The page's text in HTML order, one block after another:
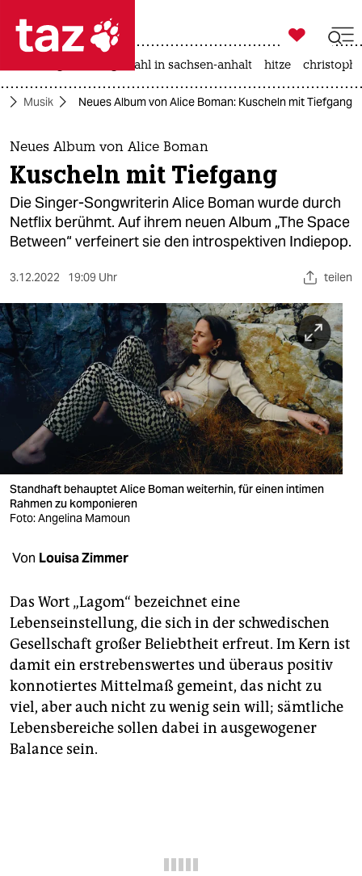
 taz zahl ich
taz zahl ich
themen
politik
öko
sport
berlin
nord
wahrheit
verlag
verlag
shop
fragen & hilfe
unterstützen
abo
genossenschaft
epaper login

taz zahl ich
landtagswahl in sachsen-anhalt hitze
Musik Neues Album von Alice Boman: Kuscheln mit Tiefgang
Neues Album von Alice Boman
Kuscheln mit Tiefgang
Die Singer-Songwriterin Alice Boman wurde durch
Netflix berühmt. Auf ihrem neuen Album „The Space
Between“ verfeinert sie den introspektiven Indiepop.
3.12.2022 19:09 Uhr teilen
Standhaft behauptet Alice Boman weiterhin, für einen intimen
Rahmen zu komponieren
Foto: Angelina Mamoun
Von Louisa Zimmer
Das Wort „Lagom“ bezeichnet eine
Lebenseinstellung, die sich in der schwedischen
Gesellschaft großer Beliebtheit erfreut. Im Kern ist
damit ein erstrebenswertes und überaus positiv
konnotiertes Mittelmaß gemeint, das nicht zu
viel, aber auch nicht zu wenig sein will; sämtliche
Lebensbereiche sollen dabei in ausgewogener
Balance sein.